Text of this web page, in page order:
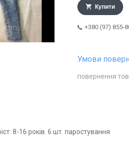
Купити
+380 (97) 855-
повернення
8-16 років. 6 шт. паростування